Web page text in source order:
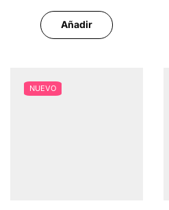
Añadir
NUEVO